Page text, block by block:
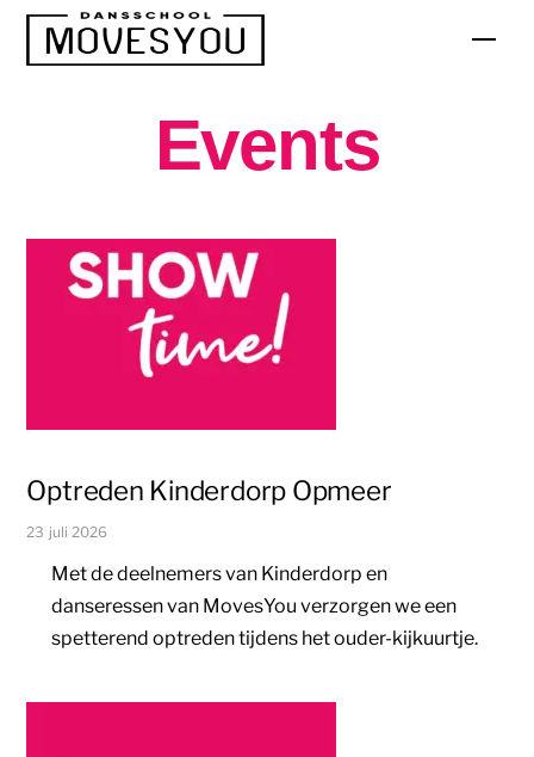
Skip
Events
Optreden Kinderdorp Opmeer
23 juli 2026
Met de deelnemers van Kinderdorp en
danseressen van MovesYou verzorgen we een
spetterend optreden tijdens het ouder-kijkuurtje.